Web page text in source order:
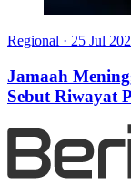
Regional · 25 Jul
Jamaah
Sebut Riwayat